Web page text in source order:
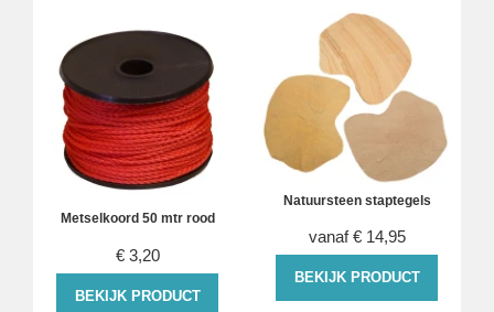
Metselkoord 50 mtr rood
€ 3,20
BEKIJK PRODUCT
Natuursteen staptegels
vanaf € 14,95
BEKIJK PRODUCT